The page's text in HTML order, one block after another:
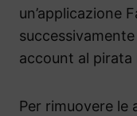
un’applicazione
account al
Per rimuovere le